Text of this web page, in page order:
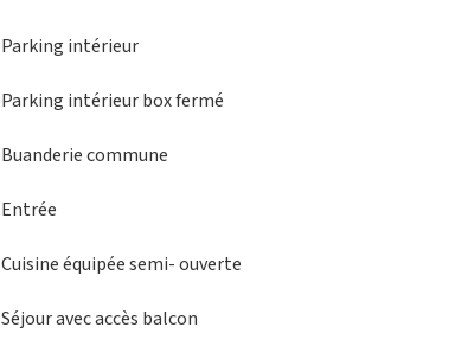
Parking intérieur
Parking intérieurbox fermé
commune
équipéesemi- ouverte
avec accès balcon